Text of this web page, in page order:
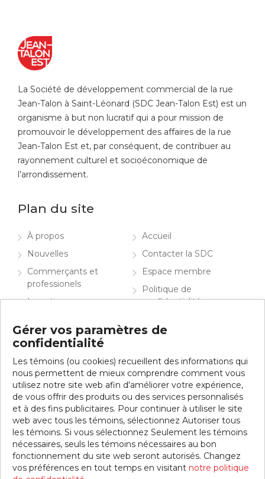
La Société de développement commercial de la rue
Jean-Talon à Saint-Léonard (SDC Jean-Talon Est) est un
organisme à but non lucratif qui a pour mission de
promouvoir le développement des affaires de la rue
Jean-Talon Est et, par conséquent, de contribuer au
rayonnement culturel et socioéconomique de
l’arrondissement.
Plan du site
À propos
Nouvelles
Commerçants et
professionels
Investir
Accueil
Contacter la SDC
Espace membre
Politique de
confidentialité
Contacter la SDC
Inscrivez-vous à notre infolettre
© 2026 SDC Jean-Talon Est. Tous droits réservés.
Gérer vos paramètres de
confidentialité
Les témoins (ou cookies) recueillent des informations qui
nous permettent de mieux comprendre comment vous
utilisez notre site web afin d'améliorer votre expérience,
de vous offrir des produits ou des services personnalisés
et à des fins publicitaires. Pour continuer à utiliser le site
web avec tous les témoins, sélectionnez Autoriser tous
les témoins. Si vous sélectionnez Seulement les témoins
nécessaires, seuls les témoins nécessaires au bon
fonctionnement du site web seront autorisés. Changez
vos préférences en tout temps en visitant notre politique